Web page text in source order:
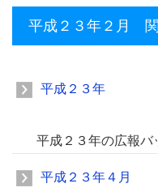
平成２３年２月
平成２３年
平成２３年の広報バ
平成２３年４月